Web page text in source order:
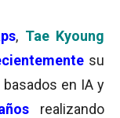
, Tae Kyoung
su
basados ​​en IA y
realizando